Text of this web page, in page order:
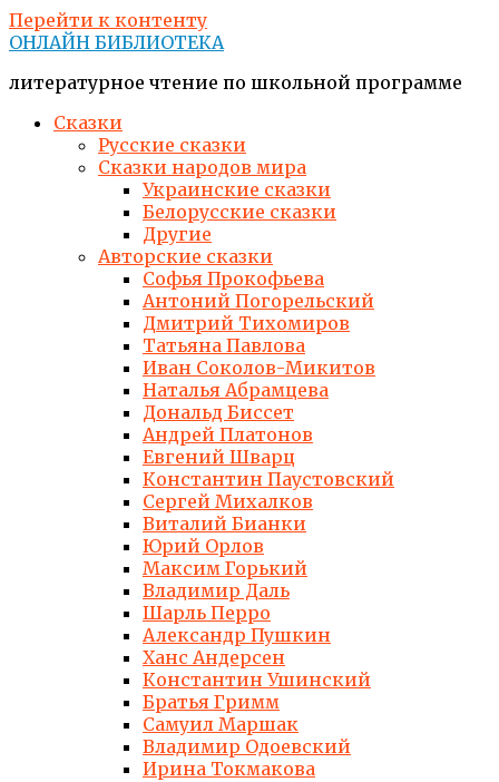
Перейти к контенту
ОНЛАЙН БИБЛИОТЕКА
литературное чтение по школьной программе
Сказки
Русские сказки
Сказки народов мира
Украинские сказки
Белорусские сказки
Другие
Авторские сказки
Софья Прокофьева
Антоний Погорельский
Дмитрий Тихомиров
Татьяна Павлова
Иван Соколов-Микитов
Наталья Абрамцева
Дональд Биссет
Андрей Платонов
Евгений Шварц
Константин Паустовский
Сергей Михалков
Виталий Бианки
Юрий Орлов
Максим Горький
Владимир Даль
Шарль Перро
Александр Пушкин
Ханс Андерсен
Константин Ушинский
Братья Гримм
Самуил Маршак
Владимир Одоевский
Ирина Токмакова